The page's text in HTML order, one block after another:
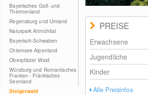
Bayerisches Golf- und
Thermenland
Regensburg und Umland
Naturpark Altmühltal
Bayerisch-Schwaben
Chiemsee Alpenland
Oberpfälzer Wald
Würzburg und Romantisches
Franken - Fränkisches
Seenland
Steigerwald
PREISE
Erwachsene
Jugendliche
Kinder
Alle Preisinfos